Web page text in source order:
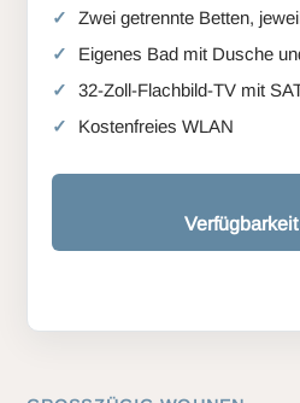
Zwei getrennte Betten,
Eigenes Bad mit Dusche
32-Zoll-Flachbild-TV mit
Kostenfreies WLAN